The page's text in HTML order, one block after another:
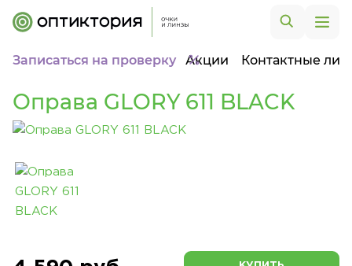
Записаться на проверку Акции Контактные
Оправа GLORY 611 BLACK